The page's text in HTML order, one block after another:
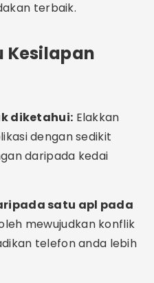
semula
RAM
sistem
kini. Banyak kemas
memori.
Sesetengah telefon
bateri yang turut
memori.
RAM: